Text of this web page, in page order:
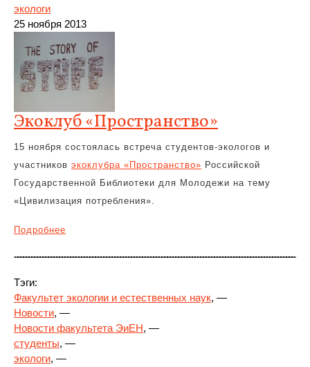
экологи
25 ноября 2013
Экоклуб «Пространство»
15 ноября состоялась встреча студентов-экологов и
участников экоклубра «Пространство» Российской
Государственной Библиотеки для Молодежи на тему
«Цивилизация потребления».
Подробнее
Тэги:
Факультет экологии и естественных наук, —
Новости, —
Новости факультета ЭиЕН, —
студенты, —
экологи, —